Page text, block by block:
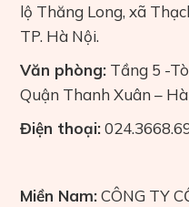
lộ Thăng Long, xã
TP. Hà Nội.
Văn phòng: Tầng 5 -
Quận Thanh Xuân –
Điện thoại:
Miền Nam:CÔNG TY